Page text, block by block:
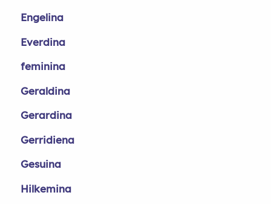
Engelina
Everdina
feminina
Geraldina
Gerardina
Gerridiena
Gesuina
Hilkemina